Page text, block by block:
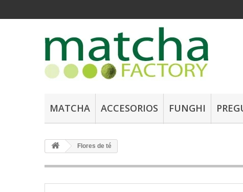
MATCHA ACCESORIOS FUNGHI
Flores de té